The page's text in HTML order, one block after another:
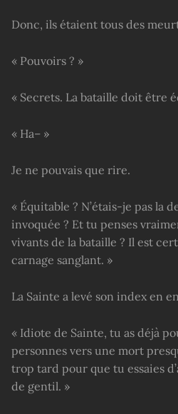
Donc, ils étaient tous des
« Pouvoirs ? »
« Secrets. La bataille doit être
« Ha– »
Je ne pouvais que rire.
« Équitable ? N’étais-je pas la
invoquée ? Et tu penses
vivants de la bataille ? Il est
carnage sanglant. »
La Sainte a levé son index en
« Idiote de Sainte, tu as déjà
personnes vers une mort
trop tard pour que tu essaies
de gentil. »